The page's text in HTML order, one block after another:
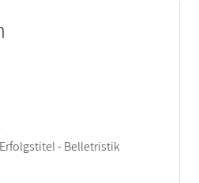
- Belletristik